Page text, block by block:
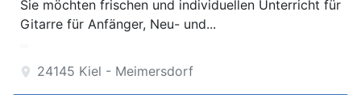
Sie möchten frischen und individuellen Unterricht für
Gitarre für Anfänger, Neu- und...
location_on 24145 Kiel - Meimersdorf